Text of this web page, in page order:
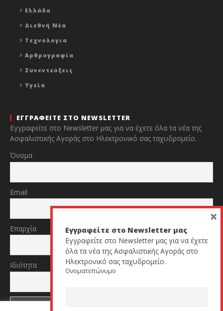
Ελλάδα
Διεθνή Νέα
Τεχνολογια
Αρθρογραφία
Συνεντεύξεις
Υγεία
ΕΓΓΡΑΦΕΙΤΕ ΣΤΟ NEWSLETTER
Εγγραφείτε στο Newsletter μας για να έχετε όλα τα νέα της
Ασφαλιστικής Αγοράς στο Ηλεκτρονικό σας ταχυδρομείο.
Όνομα
Email
Επαρχία
Ιδιότητα
Εγγραφείτε στο Newsletter μας
Εγγραφείτε στο Newsletter μας για να έχετε
όλα τα νέα της Ασφαλιστικής Αγοράς στο
Ηλεκτρονικό σας ταχυδρομείο.
Ονοματεπώνυμο
×